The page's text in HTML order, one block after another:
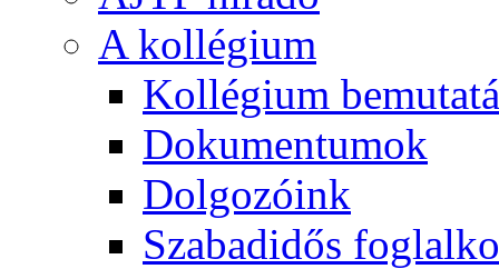
A kollégium
Kollégium
Dokumentumok
Dolgozóink
Szabadidős